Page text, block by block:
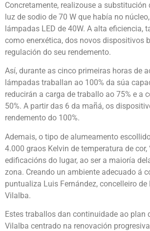
Concretamente, realizouse a substitución
luz de sodio de 70 W que había no
lámpadas LED de 40W. A alta eficiencia,
como enerxética, dos novos dispositivos
regulación do seu rendemento.
Así, durante as cinco primeiras horas de
lámpadas traballan ao 100% da súa
reducirán a carga de traballo ao 75% e a
50%. A partir das 6 da mañá, os
rendemento do 100%.
Ademais, o tipo de alumeamento
4.000 graos Kelvin de temperatura de cor,
edificacións do lugar, ao ser a maioría
zona. Creando un ambiente adecuado á
puntualiza Luis Fernández, concelleiro
Vilalba.
Estes traballos dan continuidade ao plan
Vilalba centrado na renovación